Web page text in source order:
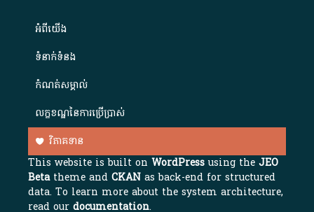
អំពី​យើង​
ទំនាក់ទំនង
កំណត់សម្គាល់
លក្ខខណ្ឌនៃការប្រើប្រាស់
វិភាគទាន
This website is built onWordPressusing theJEO
Betatheme andCKAN as back-end for structured
data. To learn more about the system architecture,
read ourdocumentation.